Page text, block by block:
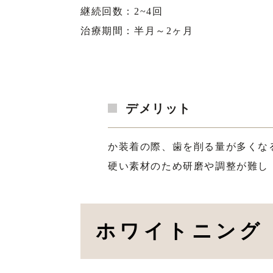
継続回数：2~4回
治療期間：半月～2ヶ月
デメリット
か装着の際、歯を削る量が多くな
硬い素材のため研磨や調整が難し
ホワイトニング